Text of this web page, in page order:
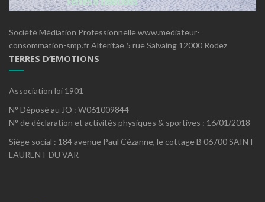
Société Médiation Professionnelle www.mediateur-
consommation-smp.fr Alteritae 5 rue Salvaing 12000 Rodez
TERRES D’EMOTIONS
Association loi 1901
N° Déposé au JO : W061009844
N° de déclaration et activités physiques & sportives : 16/01/2018
Siège social : 184 avenue Paul Cézanne, le cottage B 06700 SAINT
LAURENT DU VAR